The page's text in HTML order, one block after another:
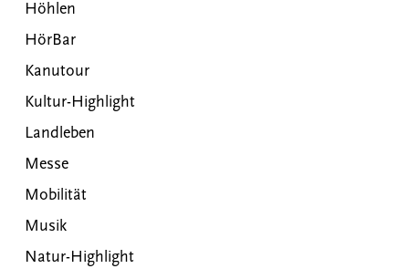
Höhlen
HörBar
Kanutour
Kultur-Highlight
Landleben
Messe
Mobilität
Musik
Natur-Highlight